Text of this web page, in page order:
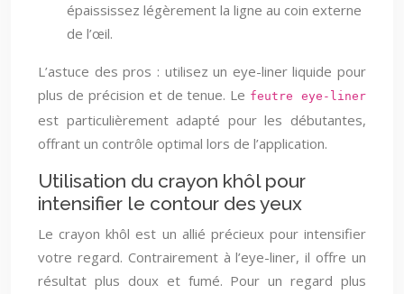
épaississez légèrement la ligne au coin externe
de l’œil.
L’astuce des pros : utilisez un eye-liner liquide pour
plus de précision et de tenue. Le feutre eye-liner
est particulièrement adapté pour les débutantes,
offrant un contrôle optimal lors de l’application.
Utilisation du crayon khôl pour
intensifier le contour des yeux
Le crayon khôl est un allié précieux pour intensifier
votre regard. Contrairement à l’eye-liner, il offre un
résultat plus doux et fumé. Pour un regard plus